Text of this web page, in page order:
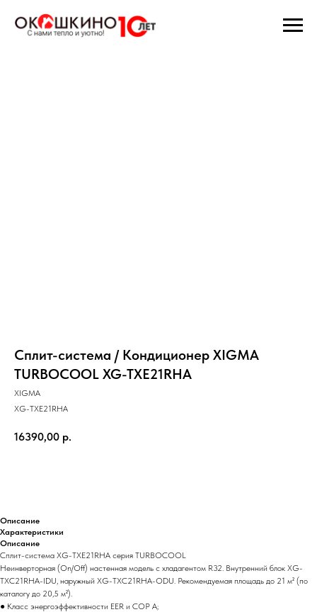
Сплит-система / Кондиционер XIGMA
TURBOCOOL XG-TXE21RHA
XIGMA
XG-TXE21RHA
16390,00 р.
Описание
Характеристики
Описание
Сплит-система XG-TXE21RHA серия TURBOCOOL
Неинверторная (On/Off) настенная модель с хладагентом R32. Внутренний блок XG-
TXC21RHA-IDU, наружный XG-TXC21RHA-ODU. Рекомендуемая площадь до 21 м² (по
каталогу до 20,5 м²).
● Класс энергоэффективности EER и COP A;